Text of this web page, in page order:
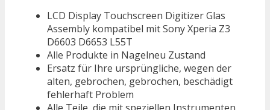
LCD Display Touchscreen Digitizer Glas
Assembly kompatibel mit Sony Xperia Z3
D6603 D6653 L55T
Alle Produkte in Nagelneu Zustand
Ersatz für Ihre ursprüngliche, wegen der
alten, gebrochen, gebrochen, beschädigt
fehlerhaft Problem